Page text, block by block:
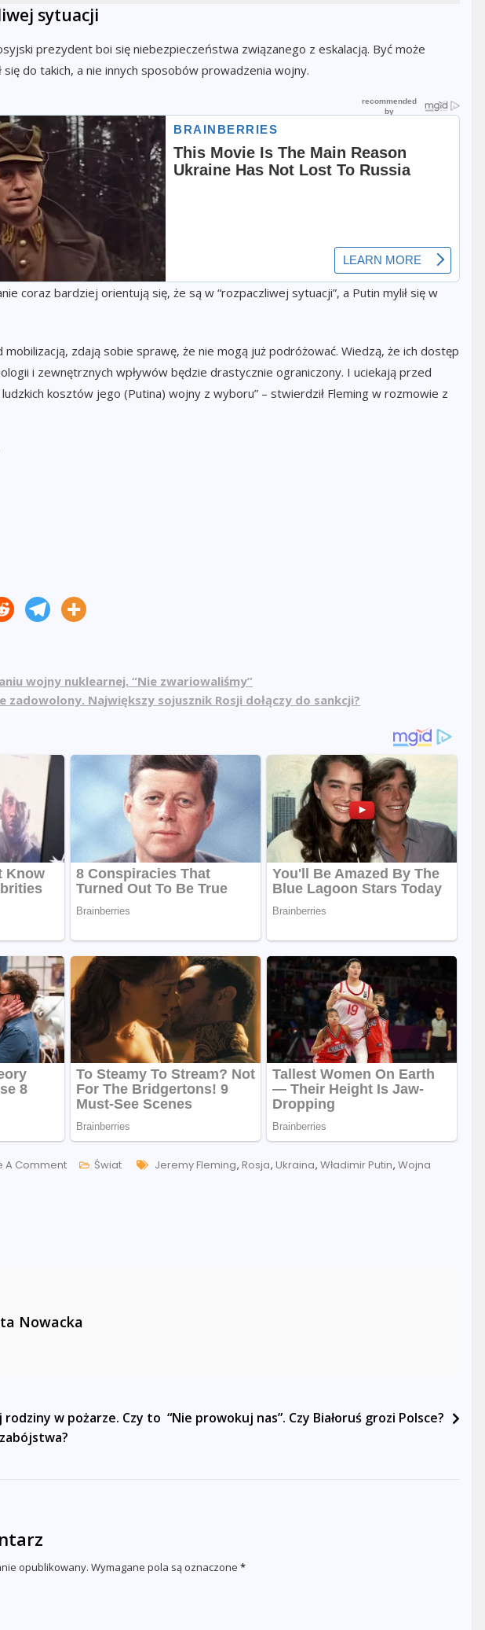
sytuacji
prezydent boi się niebezpieczeństwa związanego z eskalacją. Być może
się do takich, a nie innych sposobów prowadzenia wojny.
coraz bardziej orientują się, że są w “rozpaczliwej sytuacji”, a Putin mylił się w
mobilizacją, zdają sobie sprawę, że nie mogą już podróżować. Wiedzą, że ich dostęp
i zewnętrznych wpływów będzie drastycznie ograniczony. I uciekają przed
kosztów jego (Putina) wojny z wyboru” – stwierdził Fleming w rozmowie z
wojny nuklearnej. “Nie zwariowaliśmy”
zadowolony. Największy sojusznik Rosji dołączy do sankcji?
A CommentOn
Żołnierze
Świat Tags
Jeremy Fleming, Rosja, Ukraina, Władimir Putin, Wojna
Nowacka
w pożarze. Czy to “Nie prowokuj nas”. Czy Białoruś grozi Polsce?
opublikowany. Wymagane pola są oznaczone *